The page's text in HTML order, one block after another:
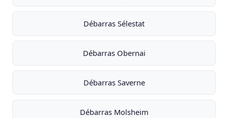
Débarras Sélestat
Débarras Obernai
Débarras Saverne
Débarras Molsheim